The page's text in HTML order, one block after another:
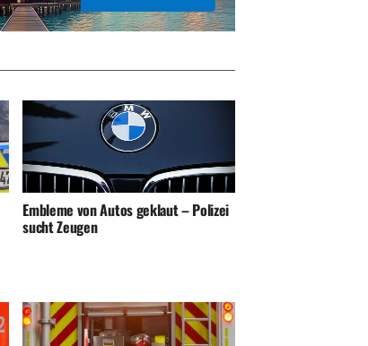
Embleme von Autos geklaut – Polizei
sucht Zeugen